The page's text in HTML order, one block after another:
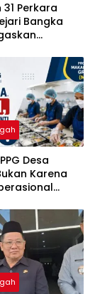
Perkara
Bangka
Tuntas
Desa
Karena
Belum Cair